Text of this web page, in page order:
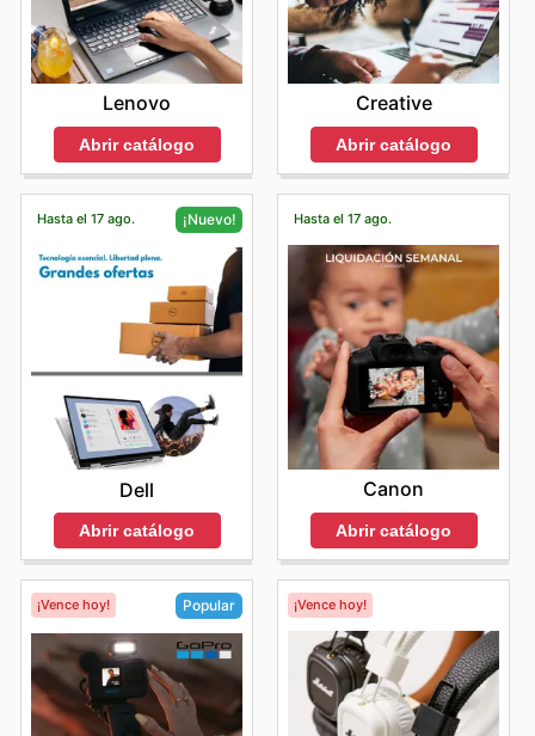
Lenovo
Abrir catálogo
Creative
Abrir catálogo
Hasta el 17 ago. ¡Nuevo!
Dell
Abrir catálogo
Hasta el 17 ago.
Canon
Abrir catálogo
¡Vence hoy! Popular ¡Vence hoy!